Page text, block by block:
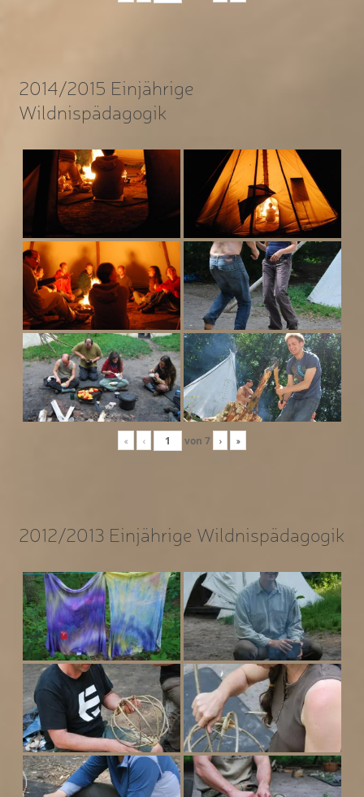
2014/2015 Einjährige
Wildnispädagogik
« ‹ von 7 › »
2012/2013 Einjährige Wildnispädagogik